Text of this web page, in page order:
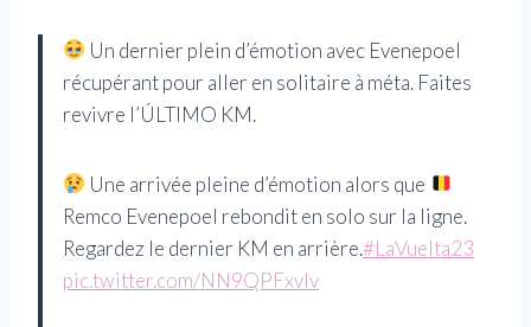
Un dernier plein d’émotion avec Evenepoel
récupérant pour aller en solitaire à méta. Faites
revivre l’ÚLTIMO KM.
Une arrivée pleine d’émotion alors que
Remco Evenepoel rebondit en solo sur la ligne.
Regardez le dernier KM en arrière.#LaVuelta23
pic.twitter.com/NN9QPFxvIv